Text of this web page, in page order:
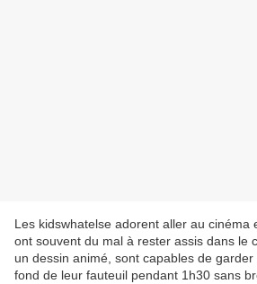
Les kidswhatelse adorent aller au cinéma
ont souvent du mal à rester assis dans le
un dessin animé, sont capables de
fond de leur fauteuil pendant 1h30 sans